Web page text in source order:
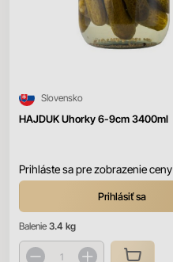
HAJDUK Uhorky 6-9cm 3400ml
Slovensko
Prihláste sa pre zobrazenie ceny
Prihlásiť sa
Balenie 3.4 kg